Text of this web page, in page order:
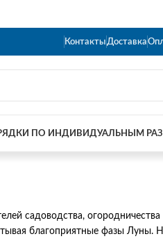
Контакты Доставка
ПО ИНДИВИДУАЛЬНЫМ
садоводства, огородничества
благоприятные фазы Луны.